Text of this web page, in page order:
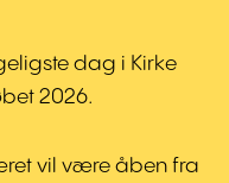
dag i Kirke
2026.
vil være åben fra